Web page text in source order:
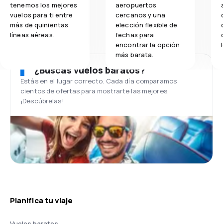
tenemos los mejores
vuelos para ti entre
más de quinientas
líneas aéreas.
aeropuertos
cercanos y una
elección flexible de
fechas para
encontrar la opción
más barata.
¿Buscas vuelos baratos?
Estás en el lugar correcto. Cada día comparamos
cientos de ofertas para mostrarte las mejores.
¡Descúbrelas!
Planifica tu viaje